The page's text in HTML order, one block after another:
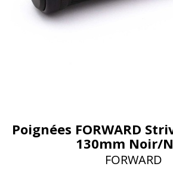
Poignées FORWARD
130mm Noir/
FORWARD